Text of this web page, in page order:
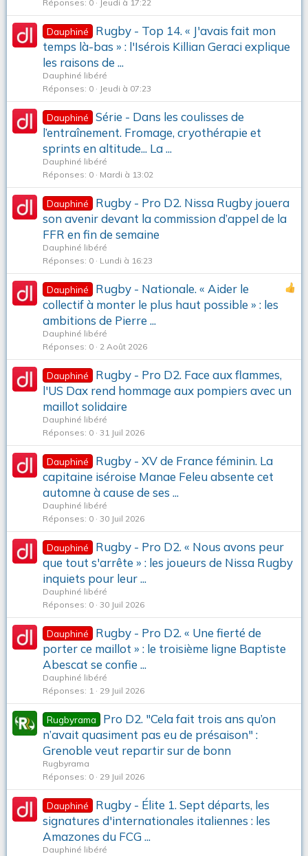
Réponses 0 Jeudi à 17:22
Dauphiné
Rugby - Top 14. « J'avais fait mon
temps là-bas » : l'Isérois Killian Geraci explique
les raisons de ...
Dauphiné libéré
Réponses 0 Jeudi à 07:23
Dauphiné
Série - Dans les coulisses de
l’entraînement. Fromage, cryothérapie et
sprints en altitude... La ...
Dauphiné libéré
Réponses 0 Mardi à 13:02
Dauphiné
Rugby - Pro D2. Nissa Rugby jouera
son avenir devant la commission d’appel de la
FFR en fin de semaine
Dauphiné libéré
Réponses 0 Lundi à 16:23
Dauphiné
Rugby - Nationale. « Aider le
collectif à monter le plus haut possible » : les
ambitions de Pierre ...
Dauphiné libéré
Réponses 0 2 Août 2026
Dauphiné
Rugby - Pro D2. Face aux flammes,
l'US Dax rend hommage aux pompiers avec un
maillot solidaire
Dauphiné libéré
Réponses 0 31 Juil 2026
Dauphiné
Rugby - XV de France féminin. La
capitaine iséroise Manae Feleu absente cet
automne à cause de ses ...
Dauphiné libéré
Réponses 0 30 Juil 2026
Dauphiné
Rugby - Pro D2. « Nous avons peur
que tout s'arrête » : les joueurs de Nissa Rugby
inquiets pour leur ...
Dauphiné libéré
Réponses 0 30 Juil 2026
Dauphiné
Rugby - Pro D2. « Une fierté de
porter ce maillot » : le troisième ligne Baptiste
Abescat se confie ...
Dauphiné libéré
Réponses 1 29 Juil 2026
Rugbyrama
Pro D2. "Cela fait trois ans qu’on
n’avait quasiment pas eu de présaison" :
Grenoble veut repartir sur de bonn
Rugbyrama
Réponses 0 29 Juil 2026
Dauphiné
Rugby - Élite 1. Sept départs, les
signatures d'internationales italiennes : les
Amazones du FCG ...
Dauphiné libéré